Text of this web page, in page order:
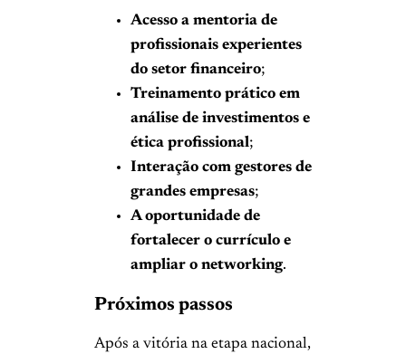
Acesso a mentoria de
profissionais experientes
do setor financeiro;
Treinamento prático em
análise de investimentos e
ética profissional;
Interação com gestores de
grandes empresas;
A oportunidade de
fortalecer o currículo e
ampliar o networking.
Próximos passos
Após a vitória na etapa nacional,